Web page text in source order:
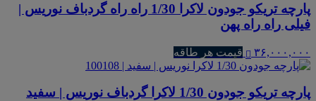
پارچه تریکو جودون لاکرا 1/30 راه راه گردباف نوریس |
فیلی راه راه پهن
۳۶,۰۰۰,۰۰۰ قیمت هر طاقه
پارچه تریکو جودون 1/30 لاکرا گردباف نوریس | سفید